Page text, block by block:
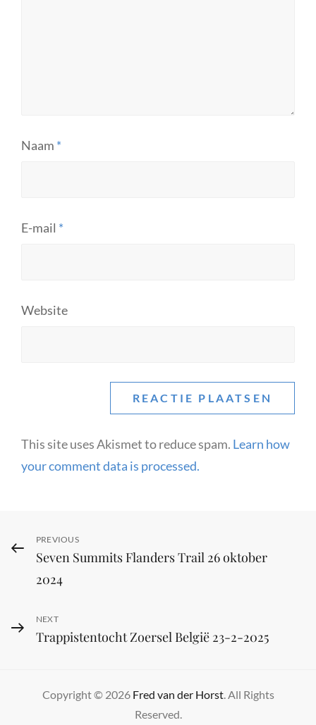
Naam *
E-mail *
Website
This site uses Akismet to reduce spam. Learn how
your comment data is processed.
Post
navigation
Previous
Post
PREVIOUS
Seven Summits Flanders Trail 26 oktober
2024
Next
Post
NEXT
Trappistentocht Zoersel België 23-2-2025
Copyright © 2026 Fred van der Horst. All Rights
Reserved.